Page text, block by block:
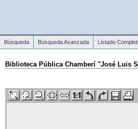
Biblioteca Pública Chamberí "José Luis
Búsqueda Búsqueda Avanzada Listado